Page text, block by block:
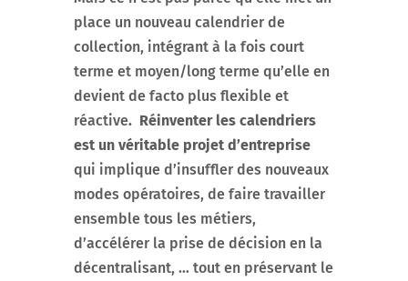
place un nouveau calendrier de
collection, intégrant à la fois court
terme et moyen/long terme qu’elle en
devient de facto plus flexible et
réactive. Réinventer les calendriers
est un véritable projet d’entreprise
qui implique d’insuffler des nouveaux
modes opératoires, de faire travailler
ensemble tous les métiers,
d’accélérer la prise de décision en la
décentralisant, … tout en préservant le